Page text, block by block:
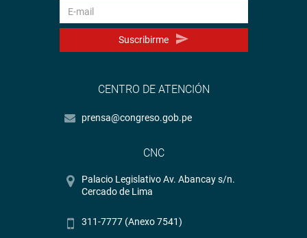
Suscribirme
CENTRO DE ATENCIÓN
prensa@congreso.gob.pe
CNC
Palacio Legislativo Av. Abancay s/n.
Cercado de Lima
311-7777 (Anexo 7541)